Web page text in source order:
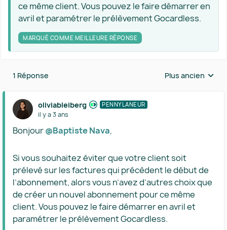
ce même client. Vous pouvez le faire démarrer en
avril et paramétrer le prélèvement Gocardless.
MARQUÉ COMME MEILLEURE RÉPONSE
1 Réponse Réponses triées
Plus ancien
oliviableiberg PENNYLANEUR
il y a 3 ans
Bonjour@Baptiste Nava,
Si vous souhaitez éviter que votre client soit
prélevé sur les factures qui précèdent le début de
l’abonnement, alors vous n’avez d’autres choix que
de créer un nouvel abonnement pour ce même
client. Vous pouvez le faire démarrer en avril et
paramétrer le prélèvement Gocardless.